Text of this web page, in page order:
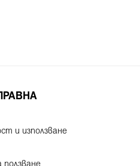
и използване
ползване